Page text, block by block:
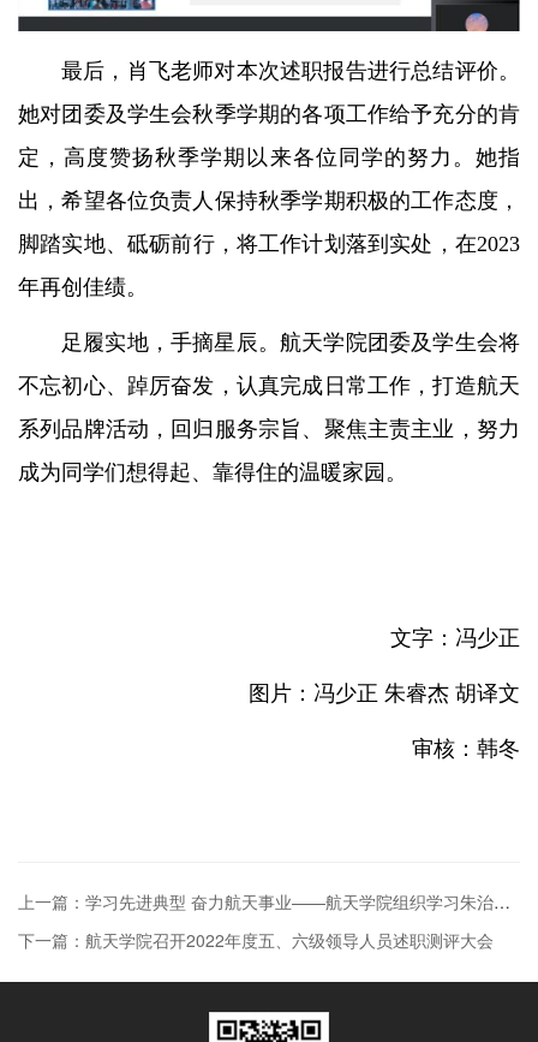
最后，肖飞老师对本次述职报告进行总结评价。
她对团委及学生会秋季学期的各项工作给予充分的肯
定，高度赞扬秋季学期以来各位同学的努力。她指
出，希望各位负责人保持秋季学期积极的工作态度，
脚踏实地、砥砺前行，将工作计划落到实处，在2023
年再创佳绩。
足履实地，手摘星辰。航天学院团委及学生会将
不忘初心、踔厉奋发，认真完成日常工作，打造航天
系列品牌活动，回归服务宗旨、聚焦主责主业，努力
成为同学们想得起、靠得住的温暖家园。
文字：冯少正
图片：冯少正 朱睿杰 胡译文
审核：韩冬
上一篇：学习先进典型 奋力航天事业——航天学院组织学习朱治国同志先进事迹
下一篇：航天学院召开2022年度五、六级领导人员述职测评大会